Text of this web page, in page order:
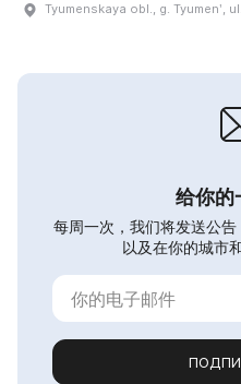
Tyumenskaya obl., g. Tyumenʹ,
给你的
每周一次，我们将发送公告
以及在你的城市